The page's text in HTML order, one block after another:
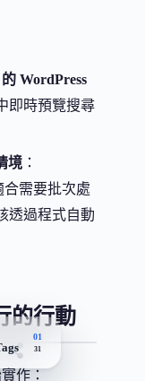
WordPress
即時預覽搜尋
境 ：
合需要批次處
透過程式自動
的行動
作：
01
31